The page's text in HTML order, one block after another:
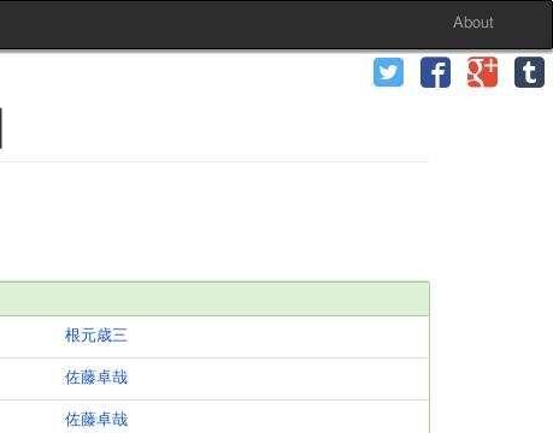
About
根元歳三
佐藤卓哉
佐藤卓哉